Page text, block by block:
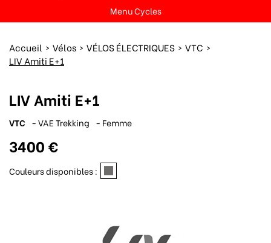
Menu Cycles
Accueil Vélos VÉLOS ÉLECTRIQUES
VTC
LIV Amiti E+1
LIV Amiti E+1
VTC - VAE Trekking - Femme
3400 €
Couleurs disponibles :